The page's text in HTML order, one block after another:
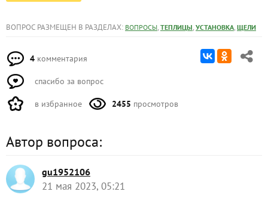
ВОПРОС РАЗМЕЩЕН В РАЗДЕЛАХ: ВОПРОСЫ, ТЕПЛИЦЫ, УСТАНОВКА, ЩЕЛИ
4 комментария
спасибо за вопрос
в избранное 2455 просмотров
Автор вопроса:
gu1952106
21 мая 2023, 05:21